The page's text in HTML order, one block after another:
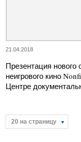
21.04.2018
Презентация нового
неигрового кино
Центре
20 на страницу